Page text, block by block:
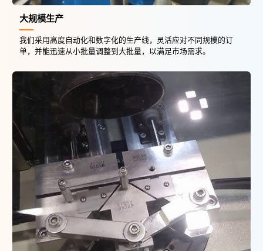
大规模生产
我们采用高度自动化和数字化的生产线，灵活应对不同规模的订
单，并能迅速从小批量调整到大批量，以满足市场需求。